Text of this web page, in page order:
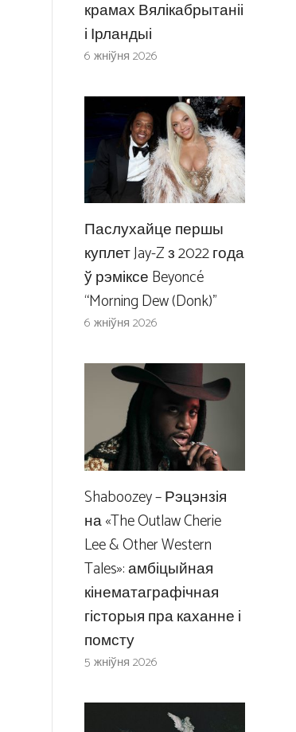
крамах Вялікабрытаніі
і Ірландыі
6 жніўня 2026
Паслухайце першы
куплет Jay-Z з 2022 года
ў рэміксе Beyoncé
“Morning Dew (Donk)”
6 жніўня 2026
Shaboozey – Рэцэнзія
на «The Outlaw Cherie
Lee & Other Western
Tales»: амбіцыйная
кінематаграфічная
гісторыя пра каханне і
помсту
5 жніўня 2026